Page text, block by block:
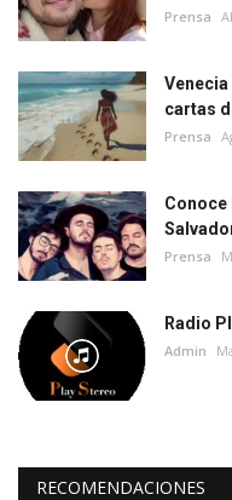
Prensa
cartas
Prensa
Conoce
Prensa
Radio
Admin
RECOMENDACIONES